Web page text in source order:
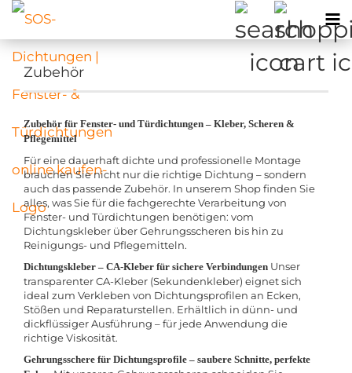
Zubehör
Zubehör für Fenster- und Türdichtungen – Kleber, Scheren &
Pflegemittel
Für eine dauerhaft dichte und professionelle Montage
brauchen Sie nicht nur die richtige Dichtung – sondern
auch das passende Zubehör. In unserem Shop finden Sie
alles, was Sie für die fachgerechte Verarbeitung von
Fenster- und Türdichtungen benötigen: vom
Dichtungskleber über Gehrungsscheren bis hin zu
Reinigungs- und Pflegemitteln.
Dichtungskleber – CA-Kleber für sichere Verbindungen Unser
transparenter CA-Kleber (Sekundenkleber) eignet sich
ideal zum Verkleben von Dichtungsprofilen an Ecken,
Stößen und Reparaturstellen. Erhältlich in dünn- und
dickflüssiger Ausführung – für jede Anwendung die
richtige Viskosität.
Gehrungsschere für Dichtungsprofile – saubere Schnitte, perfekte